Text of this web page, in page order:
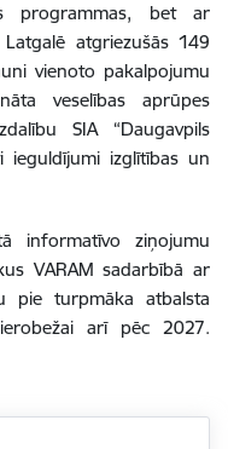
programmas, bet ar
atgriezušās 149
vienoto pakalpojumu
veselības aprūpes
SIA “Daugavpils
ieguldījumi izglītības un
informatīvo ziņojumu
VARAM sadarbībā ar
pie turpmāka atbalsta
arī pēc 2027.